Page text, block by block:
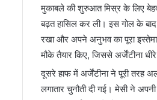
मुकाबले की शुरुआत मिस्र के लिए बेहद
बढ़त हासिल कर ली। इस गोल के
रखा और अपने अनुभव का पूरा
मौके तैयार किए, जिससे अर्जेंटीना
दूसरे हाफ में अर्जेंटीना ने पूरी तरह
लगातार चुनौती दी गई। मेसी ने